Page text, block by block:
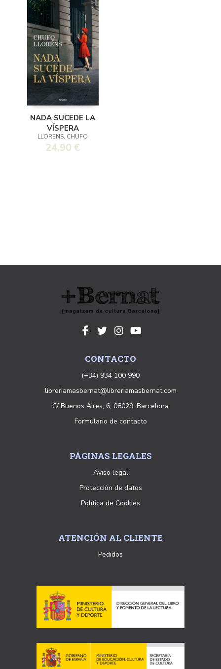
NADA SUCEDE LA
VÍSPERA
LLORENS, CHUFO
24,90 €
CONTACTO
(+34) 934 100 990
libreriamasbernat@libreriamasbernat.com
C/ Buenos Aires, 6, 08029, Barcelona
Formulario de contacto
PÁGINAS LEGALES
Aviso legal
Protección de datos
Política de Cookies
ATENCIÓN AL CLIENTE
Pedidos